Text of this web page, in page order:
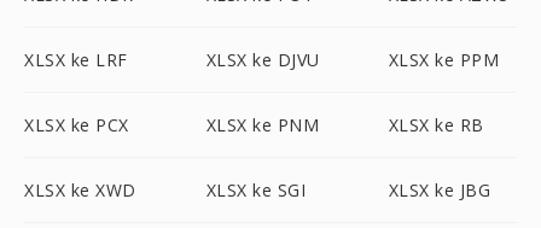
XLSX ke LRF XLSX ke DJVU XLSX ke PPM
XLSX ke PCX XLSX ke PNM XLSX ke RB
XLSX ke XWD XLSX ke SGI XLSX ke JBG